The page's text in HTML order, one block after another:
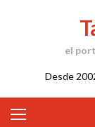
el
Desde